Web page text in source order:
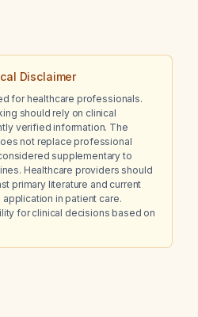
Disclaimer
for healthcare professionals.
should rely on clinical
verified information. The
not replace professional
supplementary to
Healthcare providers should
primary literature and current
in patient care.
for clinical decisions based on